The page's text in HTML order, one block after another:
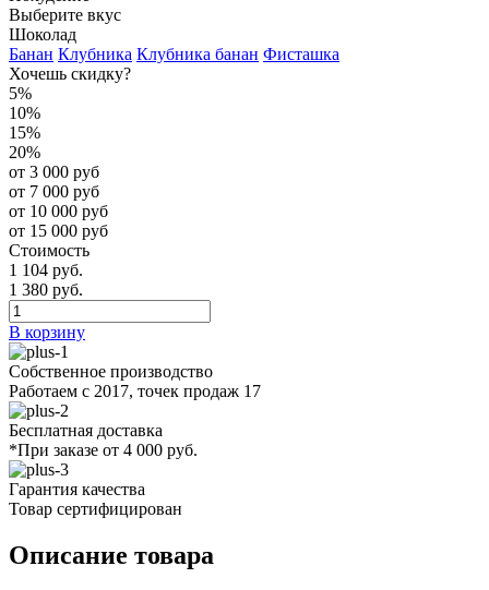
Выберите вкус
Шоколад
Банан Клубника Клубника банан Фисташка
Хочешь скидку?
5%
10%
15%
20%
от 3 000 руб
от 7 000 руб
от 10 000 руб
от 15 000 руб
Стоимость
1 104 руб.
1 380 руб.
В корзину
Собственное производство
Работаем с 2017, точек продаж 17
Бесплатная доставка
*При заказе от 4 000 руб.
Гарантия качества
Товар сертифицирован
Описание товара